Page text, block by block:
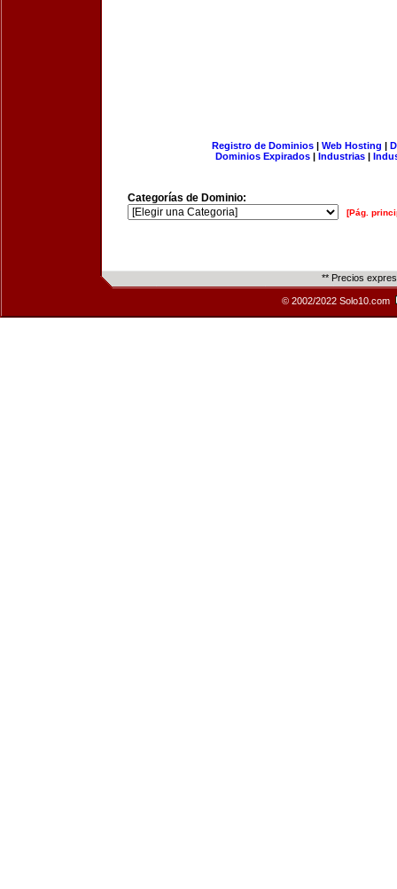
Registro de Dominios| Web Hosting |
Dominios Expirados | Industrias |
Categorías de Dominio:
[Pág.
** Precios
© 2002/2022 Solo10.com